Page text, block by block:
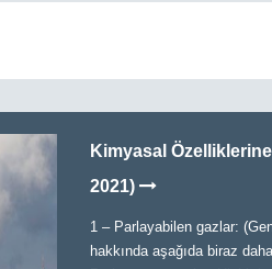
Kimyasal
2021)
1 – Parlayabilen gazlar:
hakkında aşağıda biraz